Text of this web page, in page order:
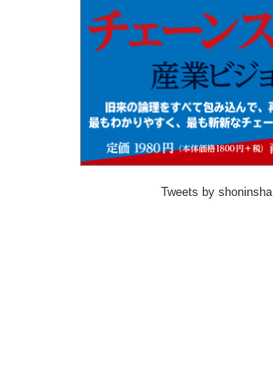
Tweets by shoninsha